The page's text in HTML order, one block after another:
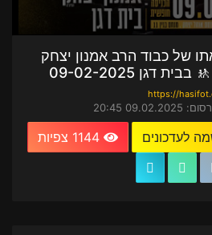
של כבוד הרב אמנון יצחק
דגן 09-02-2025
https://
20:45
לעדכונים